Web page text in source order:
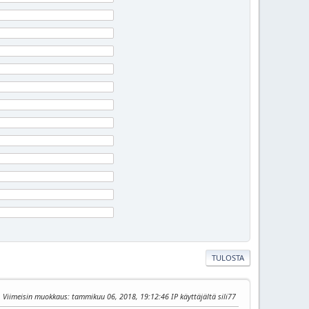
TULOSTA
Viimeisin muokkaus: tammikuu 06, 2018, 19:12:46 IP käyttäjältä sili77